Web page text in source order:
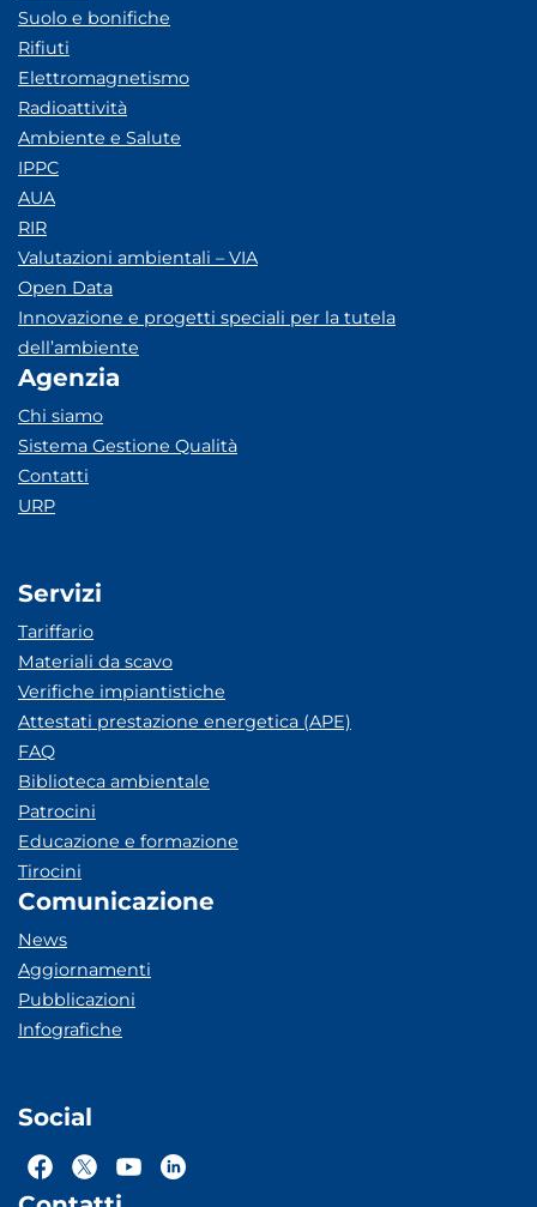
Suolo e bonifiche
Rifiuti
Elettromagnetismo
Radioattività
Ambiente e Salute
IPPC
AUA
RIR
Valutazioni ambientali – VIA
Open Data
Innovazione e progetti speciali per la tutela
dell’ambiente
Agenzia
Chi siamo
Sistema Gestione Qualità
Contatti
URP
Servizi
Tariffario
Materiali da scavo
Verifiche impiantistiche
Attestati prestazione energetica (APE)
FAQ
Biblioteca ambientale
Patrocini
Educazione e formazione
Tirocini
Comunicazione
News
Aggiornamenti
Pubblicazioni
Infografiche
Social